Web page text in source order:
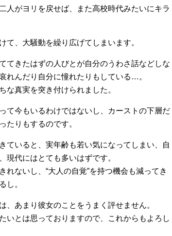
人がヨリを戻せば、また高校時代みたいにキラ
て、大騒動を繰り広げてしまいます。
てきたはずの人びとが自分のうわさ話などしな
れんだり自分に憧れたりもしている…。
な真実を突き付けられました。
て今もいるわけではないし、カーストの下層だ
たりもするのです。
ていると、実年齢も若い気になってしまい、自
現代にはとても多いはずです。
ないし、“大人の自覚”を持つ機会も減ってき
し。
、あまり彼女のことをうまく評せません。
いとは思っておりますので、これからもよろし